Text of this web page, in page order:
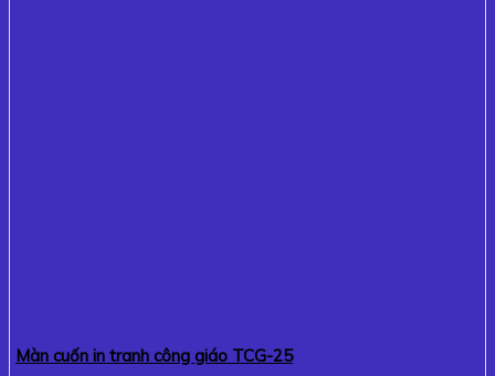
Màn cuốn in tranh công giáo TCG-25